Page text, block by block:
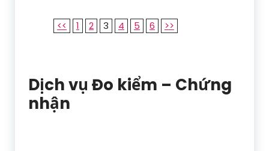
<< 1 2 3 4 5 6 >>
Dịch vụ Đo kiểm – Chứng
nhận